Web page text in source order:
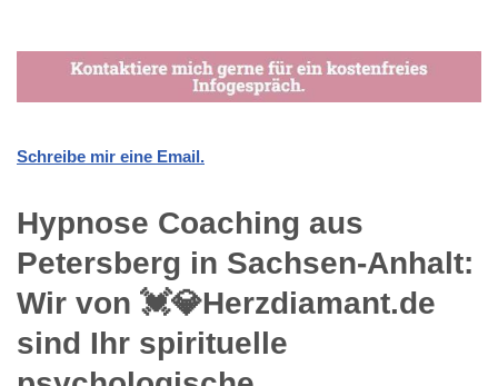
Schreibe mir eine Email.
Hypnose Coaching aus
Petersberg in Sachsen-Anhalt:
Wir von 💓️💎Herzdiamant.de
sind Ihr spirituelle